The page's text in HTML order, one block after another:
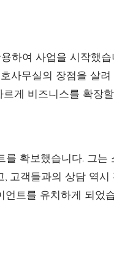
하여 사업을 시작했
사무실의 장점을 살
게 비즈니스를 확장
확보했습니다. 그는
고객들과의 상담 역시
트를 유치하게 되었